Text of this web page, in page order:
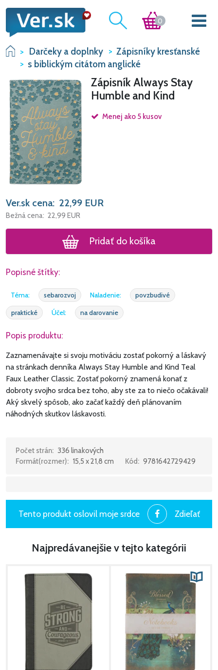
0
Darčeky a doplnky
Zápisníky kresťanské
s biblickým citátom anglické
Zápisník Always Stay
Humble and Kind
Menej ako 5 kusov
Ver.sk cena: 22,99 EUR
Bežná cena: 22,99 EUR
Pridať do košíka
Popisné štítky:
Téma: sebarozvoj Naladenie:
povzbudivé
praktické
Účel: na darovanie
Popis produktu:
Zaznamenávajte si svoju motiváciu zostať pokorný a láskavý
na stránkach denníka Always Stay Humble and Kind Teal
Faux Leather Classic. Zostať pokorný znamená konať z
dobroty svojho srdca bez toho, aby ste za to niečo očakávali!
Aký skvelý spôsob, ako začať každý deň plánovaním
náhodných skutkov láskavosti.
Počet strán: 336 linakových
Formát(rozmer): 15,5 x 21,8 cm Kód: 9781642729429
Tento produkt oslovil moje srdce Zdieľať
Najpredávanejšie v tejto kategórii